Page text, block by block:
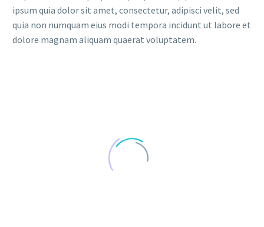
ipsum quia dolor sit amet, consectetur, adipisci velit, sed
quia non numquam eius modi tempora incidunt ut labore et
dolore magnam aliquam quaerat voluptatem.